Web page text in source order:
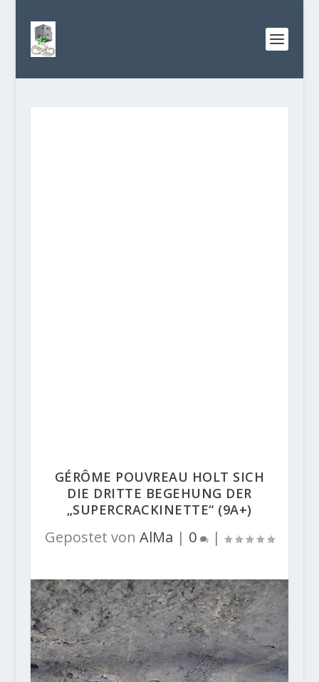
GÉRÔME POUVREAU HOLT SICH
DIE DRITTE BEGEHUNG DER
„SUPERCRACKINETTE“ (9A+)
Gepostet von AlMa | 0 |